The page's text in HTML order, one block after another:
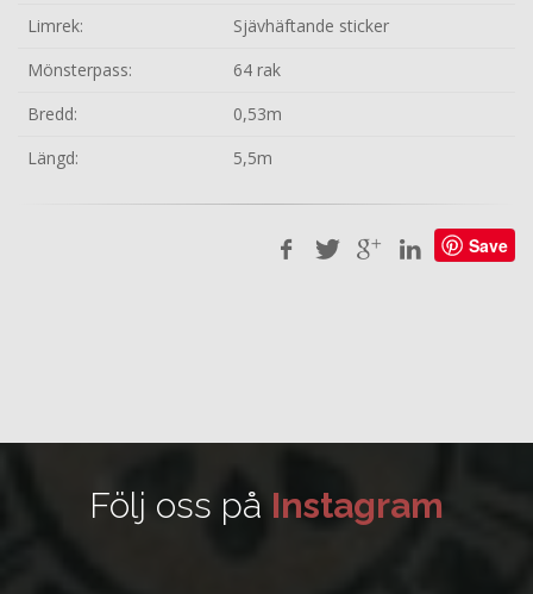
Limrek:
Sjävhäftande sticker
Mönsterpass:
64 rak
Bredd:
0,53m
Längd:
5,5m
Save
Följ oss på Instagram